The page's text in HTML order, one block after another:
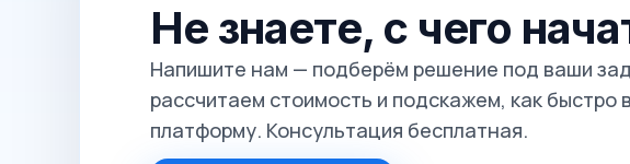
Не знаете, с чего
Напишите нам — подберём решение под ваши
рассчитаем стоимость и подскажем, как быстро
платформу. Консультация бесплатная.